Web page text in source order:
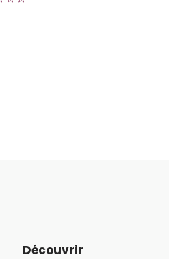
Découvrir